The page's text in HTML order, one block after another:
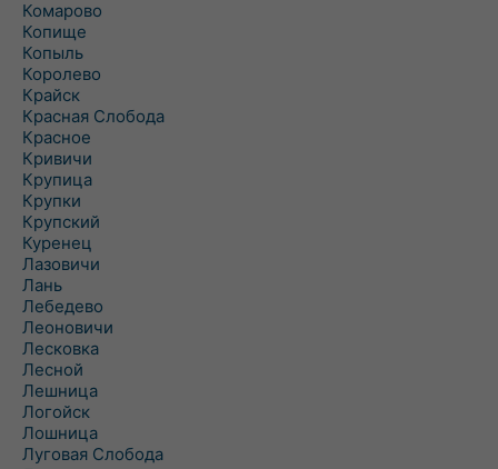
Комарово
Копище
Копыль
Королево
Крайск
Красная Слобода
Красное
Кривичи
Крупица
Крупки
Крупский
Куренец
Лазовичи
Лань
Лебедево
Леоновичи
Лесковка
Лесной
Лешница
Логойск
Лошница
Луговая Слобода